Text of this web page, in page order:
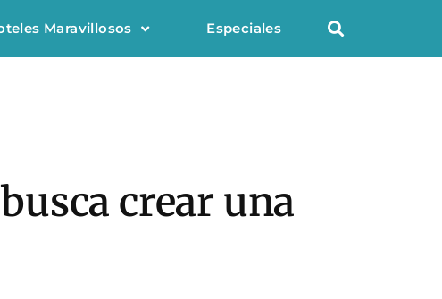
Maravillosos Especiales
crear una